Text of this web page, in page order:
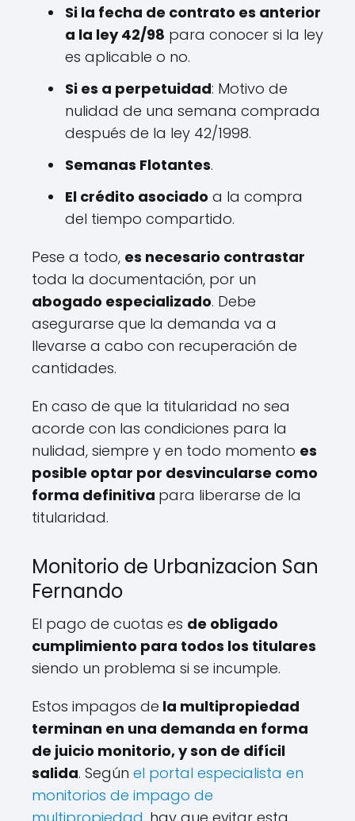
Si la fecha de contrato es anterior
a la ley 42/98 para conocer si la ley
es aplicable o no.
Si es a perpetuidad: Motivo de
nulidad de una semana comprada
después de la ley 42/1998.
Semanas Flotantes.
El crédito asociado a la compra
del tiempo compartido.
Pese a todo, es necesario contrastar
toda la documentación, por un
abogado especializado. Debe
asegurarse que la demanda va a
llevarse a cabo con recuperación de
cantidades.
En caso de que la titularidad no sea
acorde con las condiciones para la
nulidad, siempre y en todo momento es
posible optar por desvincularse como
forma definitiva para liberarse de la
titularidad.
Monitorio de Urbanizacion San
Fernando
El pago de cuotas es de obligado
cumplimiento para todos los titulares
siendo un problema si se incumple.
Estos impagos de la multipropiedad
terminan en una demanda en forma
de juicio monitorio, y son de difícil
salida. Según el portal especialista en
monitorios de impago de